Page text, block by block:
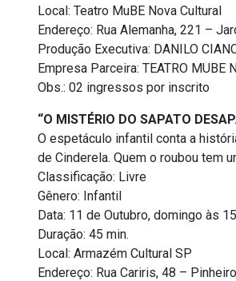
Local: Teatro MuBE Nova Cultural
Endereço: Rua Alemanha, 221 –
Produção Executiva: DANILO
Empresa Parceira: TEATRO MUBE
Obs.: 02 ingressos por inscrito
“O MISTÉRIO DO SAPATO
O espetáculo infantil conta a
de Cinderela. Quem o roubou tem
Classificação: Livre
Gênero: Infantil
Data: 11 de Outubro, domingo às
Duração: 45 min.
Local: Armazém Cultural SP
Endereço: Rua Cariris, 48 –